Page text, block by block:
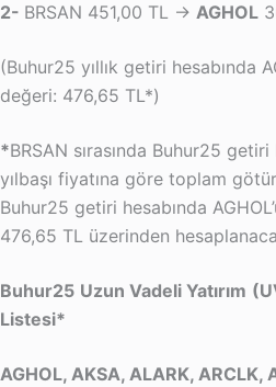
2- BRSAN 451,00 TL → AGHOL
(Buhur25 yıllık getiri hesabında
değeri: 476,65 TL*)
*BRSAN sırasında Buhur25 getiri
yılbaşı fiyatına göre toplam
Buhur25 getiri hesabında
476,65 TL üzerinden
Buhur25 Uzun Vadeli Yatırım
Listesi*
AGHOL, AKSA, ALARK, ARCLK,